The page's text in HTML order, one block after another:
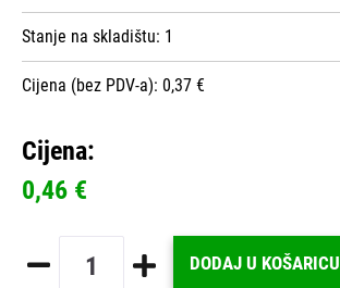
Stanje na skladištu: 1
Cijena (bez PDV-a): 0,37 €
Cijena:
0,46 €
DODAJ U KOŠARICU